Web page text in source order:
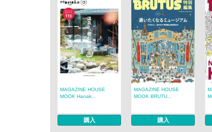
MAGAZINE HOUSE
MOOK Hanak...
購入
MAGAZINE HOUSE
MOOK BRUTU...
購入